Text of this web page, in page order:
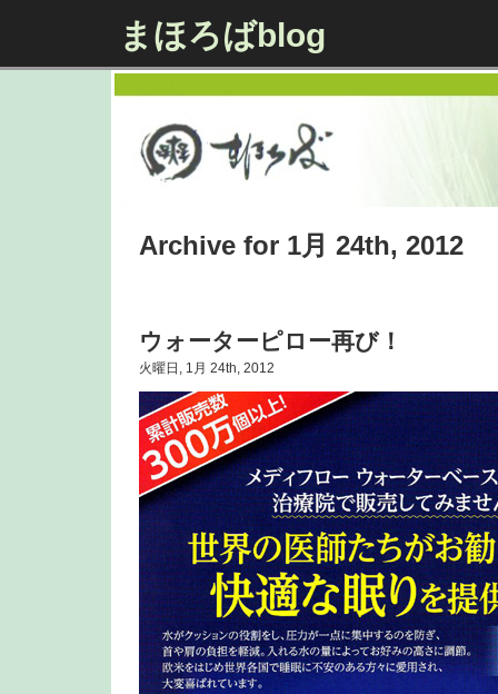
まほろばblog
Archive for 1月 24th, 2012
ウォーターピロー再び！
火曜日, 1月 24th, 2012